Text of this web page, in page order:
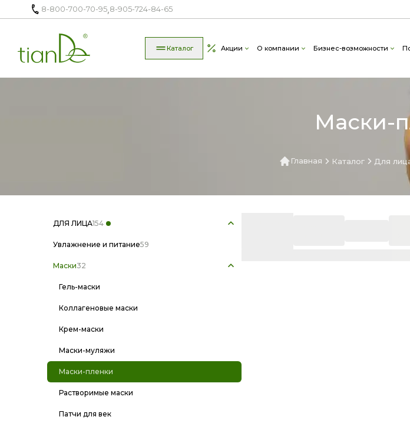
8-800-700-70-95,8-905-724-84-65
Каталог Акции О компании Бизнес-возможности
Маски-
Главная Каталог Для
ДЛЯ ЛИЦА154
Увлажнение и питание59
Маски32
Гель-маски
Коллагеновые маски
Крем-маски
Маски-муляжи
Маски-пленки
Растворимые маски
Патчи для век